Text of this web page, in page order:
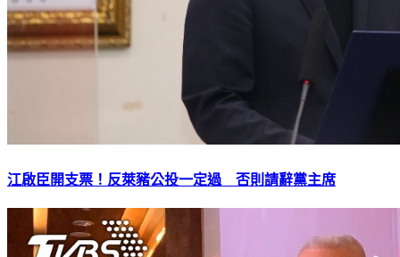
江啟臣開支票！反萊豬公投一定過 否則請辭黨主席